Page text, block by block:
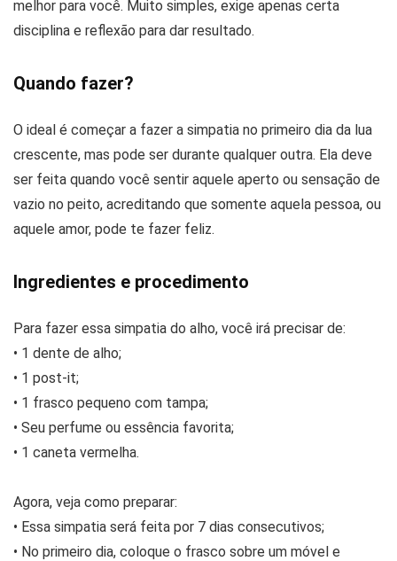
melhor para você. Muito simples, exige apenas certa
disciplina e reflexão para dar resultado.
Quando fazer?
O ideal é começar a fazer a simpatia no primeiro dia da lua
crescente, mas pode ser durante qualquer outra. Ela deve
ser feita quando você sentir aquele aperto ou sensação de
vazio no peito, acreditando que somente aquela pessoa, ou
aquele amor, pode te fazer feliz.
Ingredientes e procedimento
Para fazer essa simpatia do alho, você irá precisar de:
• 1 dente de alho;
• 1 post-it;
• 1 frasco pequeno com tampa;
• Seu perfume ou essência favorita;
• 1 caneta vermelha.
Agora, veja como preparar:
• Essa simpatia será feita por 7 dias consecutivos;
• No primeiro dia, coloque o frasco sobre um móvel e